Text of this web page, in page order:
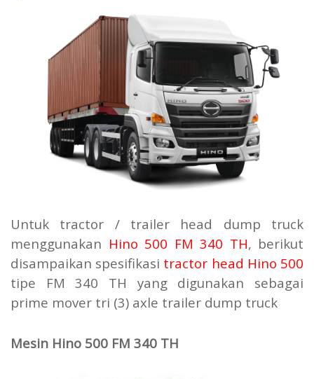
Untuk tractor / trailer head dump truck
menggunakan Hino 500 FM 340 TH, berikut
disampaikan spesifikasi tractor head Hino 500
tipe FM 340 TH yang digunakan sebagai
prime mover tri (3) axle trailer dump truck
Mesin Hino 500 FM 340 TH